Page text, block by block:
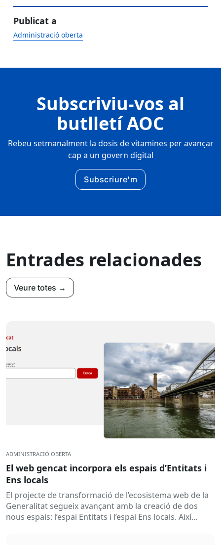
Publicat a
Administració oberta
Subscriviu-vos al
butlletí AOC
Rebeu setmanalment la dosis de vitamines per avançar
cap a un govern digital
Subscriure'm
Entrades relacionades
Veure totes →
ADMINISTRACIÓ OBERTA
El web gencat incorpora els espais d’Entitats i
Ens locals
El projecte de transformació de l’ecosistema web de la
Generalitat segueix avançant amb la creació de dos
nous espais: l’espai Entitats i l’espai Ens locals. Així...